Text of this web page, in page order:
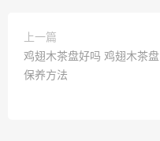
上一篇
鸡翅木茶盘好吗 鸡翅木茶盘
保养方法